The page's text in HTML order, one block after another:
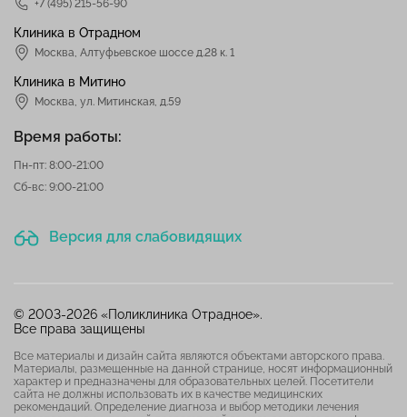
+7 (495) 215-56-90
Клиника в Отрадном
Москва, Алтуфьевское шоссе д.28 к. 1
Клиника в Митино
Москва, ул. Митинская, д.59
Время работы:
Пн-пт: 8:00-21:00
Сб-вс: 9:00-21:00
Версия для слабовидящих
© 2003-2026 «Поликлиника Отрадное».
Все права защищены
Все материалы и дизайн сайта являются объектами авторского права.
Материалы, размещенные на данной странице, носят информационный
характер и предназначены для образовательных целей. Посетители
сайта не должны использовать их в качестве медицинских
рекомендаций. Определение диагноза и выбор методики лечения